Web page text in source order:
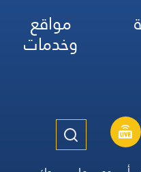
مواقع
وخدمات